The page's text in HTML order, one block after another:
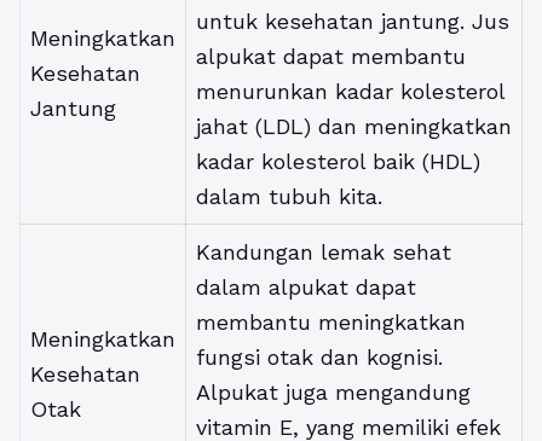
Meningkatkan
Kesehatan
Jantung
untuk kesehatan jantung. Jus
alpukat dapat membantu
menurunkan kadar kolesterol
jahat (LDL) dan meningkatkan
kadar kolesterol baik (HDL)
dalam tubuh kita.
Meningkatkan
Kesehatan
Otak
Kandungan lemak sehat
dalam alpukat dapat
membantu meningkatkan
fungsi otak dan kognisi.
Alpukat juga mengandung
vitamin E, yang memiliki efek